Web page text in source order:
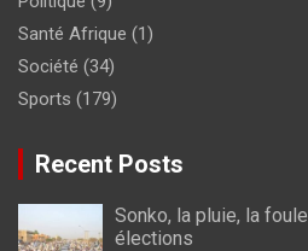
Santé Afrique (1)
Société (34)
Sports (179)
Recent Posts
Sonko, la pluie, la
élections